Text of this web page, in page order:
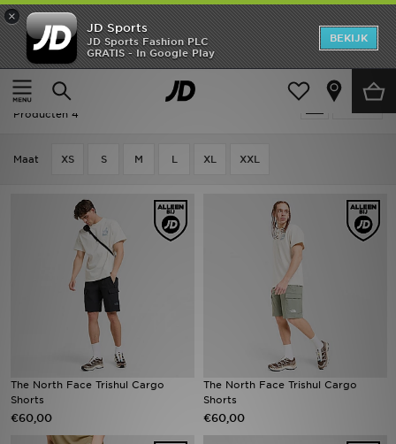
×
JD Sports
JD Sports Fashion PLC
GRATIS - In Google Play
BEKIJK
Thuis
Mannen Herenkleding Shorts
The North Face Shorts - Cargo
Producten 4
Maat XS S M L XL XXL
The North Face Trishul Cargo
Shorts
€60,00
The North Face Trishul Cargo
Shorts
€60,00
New In
Heren
Dames
Download de app
Winkel Zoeken